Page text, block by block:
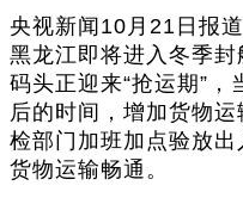
央视新闻10月21日报
黑龙江即将进入冬季
码头正迎来“抢运期”，
后的时间，增加货物
检部门加班加点验放
货物运输畅通。